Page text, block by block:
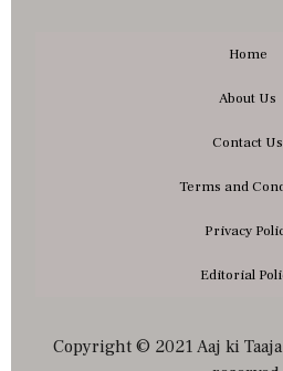
Home
About Us
Contact Us
Terms and
Privacy
Editorial
Copyright © 2021 Aaj ki